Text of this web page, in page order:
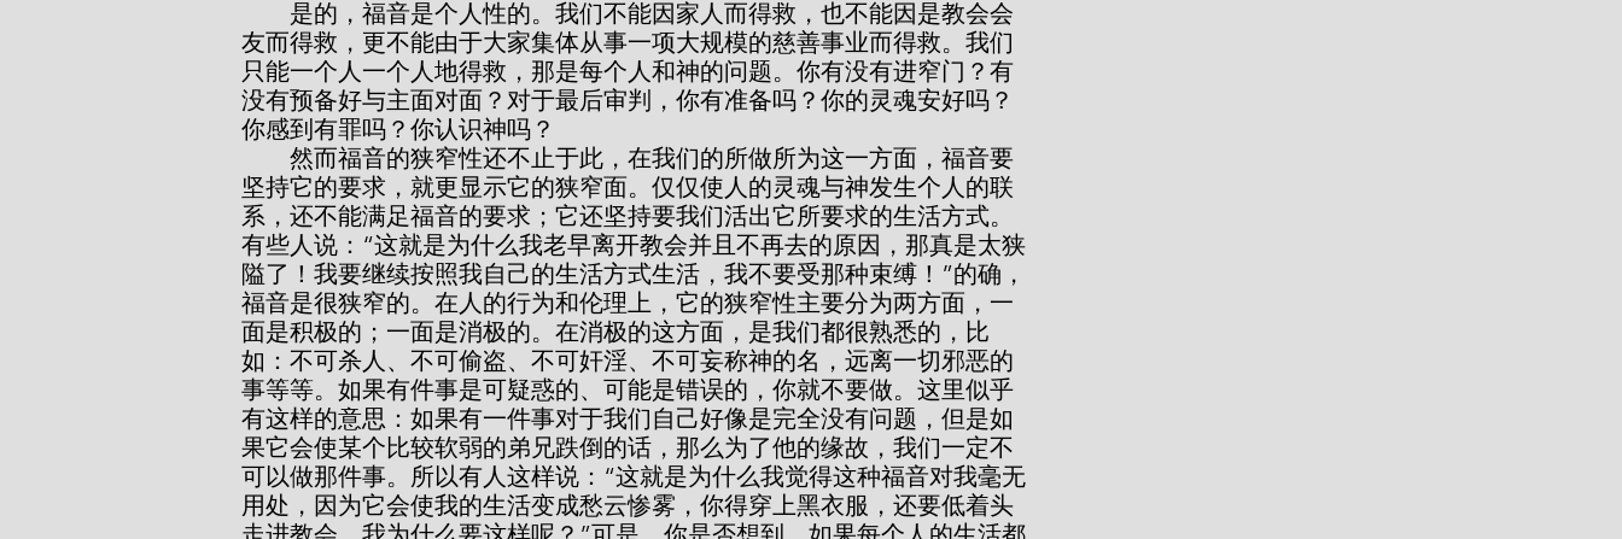
友而得救，更不能由于大家集体从事一项大规模的慈善事业而得救。我们
只能一个人一个人地得救，那是每个人和神的问题。你有没有进窄门？有
没有预备好与主面对面？对于最后审判，你有准备吗？你的灵魂安好吗？
你感到有罪吗？你认识神吗？
坚持它的要求，就更显示它的狭窄面。仅仅使人的灵魂与神发生个人的联
系，还不能满足福音的要求；它还坚持要我们活出它所要求的生活方式。
有些人说：“这就是为什么我老早离开教会并且不再去的原因，那真是太狭
隘了！我要继续按照我自己的生活方式生活，我不要受那种束缚！”的确，
福音是很狭窄的。在人的行为和伦理上，它的狭窄性主要分为两方面，一
面是积极的；一面是消极的。在消极的这方面，是我们都很熟悉的，比
如：不可杀人、不可偷盗、不可奸淫、不可妄称神的名，远离一切邪恶的
事等等。如果有件事是可疑惑的、可能是错误的，你就不要做。这里似乎
有这样的意思：如果有一件事对于我们自己好像是完全没有问题，但是如
果它会使某个比较软弱的弟兄跌倒的话，那么为了他的缘故，我们一定不
可以做那件事。所以有人这样说：“这就是为什么我觉得这种福音对我毫无
用处，因为它会使我的生活变成愁云惨雾，你得穿上黑衣服，还要低着头